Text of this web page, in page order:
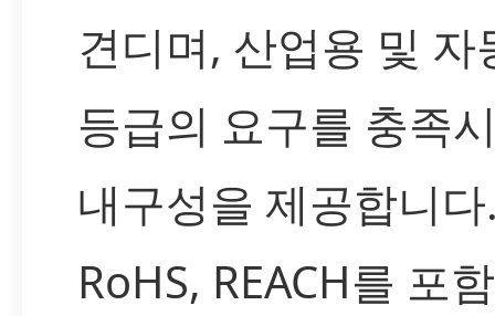
견디며, 산업용 및 자
등급의 요구를 충족
내구성을 제공합니
RoHS, REACH를 포